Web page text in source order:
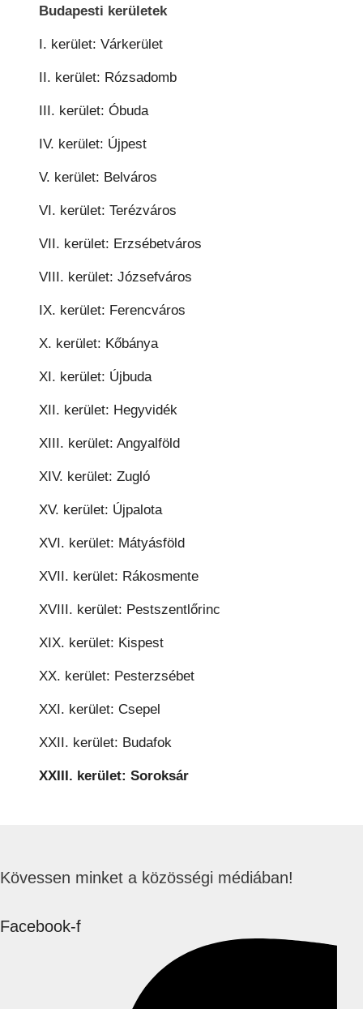
Budapesti kerületek
I. kerület: Várkerület
II. kerület: Rózsadomb
III. kerület: Óbuda
IV. kerület: Újpest
V. kerület: Belváros
VI. kerület: Terézváros
VII. kerület: Erzsébetváros
VIII. kerület: Józsefváros
IX. kerület: Ferencváros
X. kerület: Kőbánya
XI. kerület: Újbuda
XII. kerület: Hegyvidék
XIII. kerület: Angyalföld
XIV. kerület: Zugló
XV. kerület: Újpalota
XVI. kerület: Mátyásföld
XVII. kerület: Rákosmente
XVIII. kerület: Pestszentlőrinc
XIX. kerület: Kispest
XX. kerület: Pesterzsébet
XXI. kerület: Csepel
XXII. kerület: Budafok
XXIII. kerület: Soroksár
Kövessen minket a közösségi médiában!
Facebook-f